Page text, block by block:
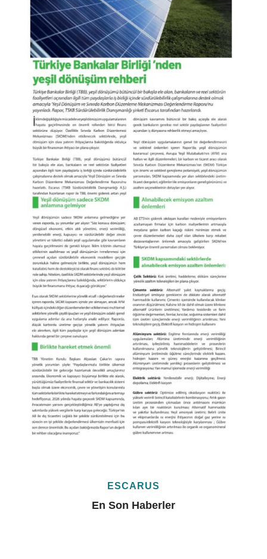
ESCARUS
En Son Haberler